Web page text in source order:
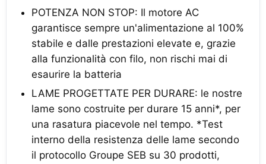
POTENZA NON STOP: Il motore AC
garantisce sempre un'alimentazione al 100%
stabile e dalle prestazioni elevate e, grazie
alla funzionalità con filo, non rischi mai di
esaurire la batteria
LAME PROGETTATE PER DURARE: le nostre
lame sono costruite per durare 15 anni*, per
una rasatura piacevole nel tempo. *Test
interno della resistenza delle lame secondo
il protocollo Groupe SEB su 30 prodotti,